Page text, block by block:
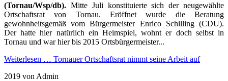
(Tornau/Wsp/db). Mitte Juli konstituierte sich der neugewählte
Ortschaftsrat von Tornau. Eröffnet wurde die Beratung
gewohnheitsgemäß vom Bürgermeister Enrico Schilling (CDU).
Der hatte hier natürlich ein Heimspiel, wohnt er doch selbst in
Tornau und war hier bis 2015 Ortsbürgermeister...
Weiterlesen … Tornauer Ortschaftsrat nimmt seine Arbeit auf
2019 von Admin